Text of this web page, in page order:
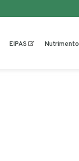
EIPAS Nutrimento